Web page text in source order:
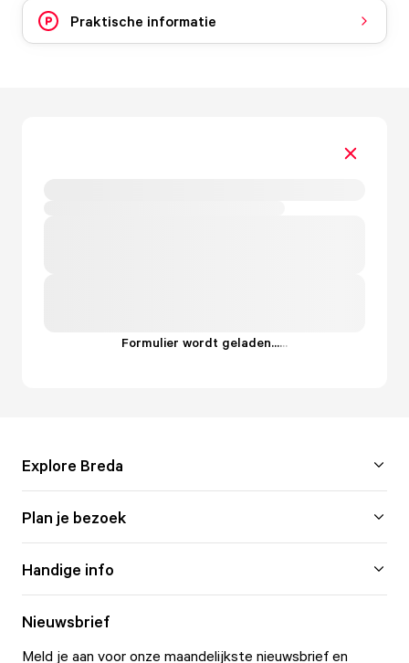
Praktische informatie
Formulier wordt geladen......
Explore Breda
Plan je bezoek
Handige info
Nieuwsbrief
Meld je aan voor onze maandelijkste nieuwsbrief en